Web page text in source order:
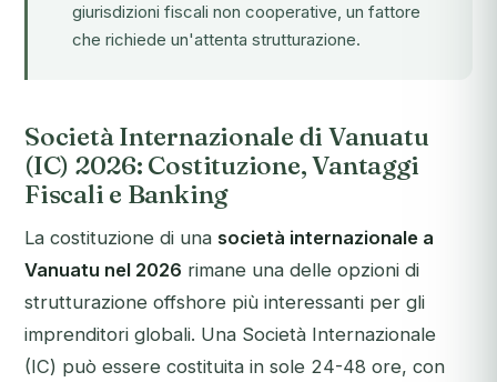
giurisdizioni fiscali non cooperative, un fattore
che richiede un'attenta strutturazione.
Società Internazionale di Vanuatu
(IC) 2026: Costituzione, Vantaggi
Fiscali e Banking
La costituzione di una società internazionale a
Vanuatu nel 2026 rimane una delle opzioni di
strutturazione offshore più interessanti per gli
imprenditori globali. Una Società Internazionale
(IC) può essere costituita in sole 24-48 ore, con